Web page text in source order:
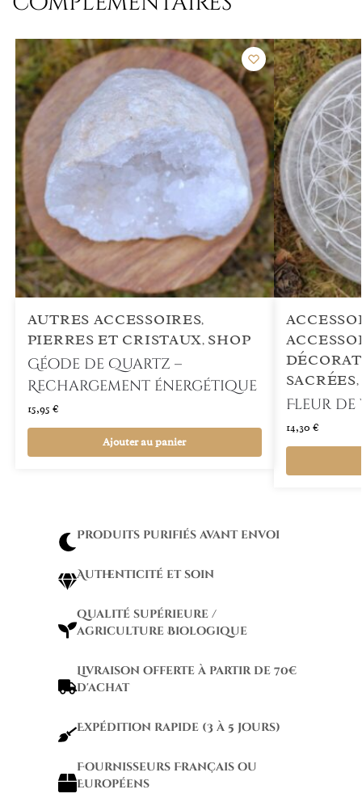
AUTRES ACCESSOIRES,
PIERRES ET CRISTAUX, SHOP
Géode de Quartz –
Rechargement énergétique
15,95 €
Ajouter au panier
SACRÉES,
Fleur de
14,30 €
Produits purifiés avant envoi
Authenticité et soin
qualité supérieure /
agriculture Biologique
Livraison offerte à partir de 70€
d'achat
Expédition rapide (3 à 5 jours)
Fournisseurs Français ou
Européens